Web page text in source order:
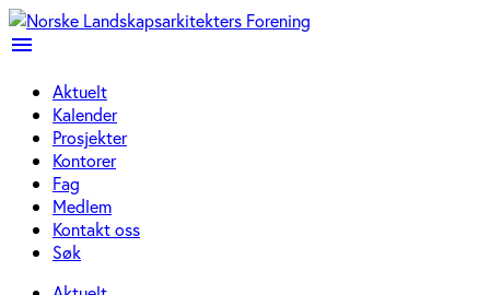
menu
Aktuelt
Kalender
Prosjekter
Kontorer
Fag
Medlem
Kontakt oss
Søk